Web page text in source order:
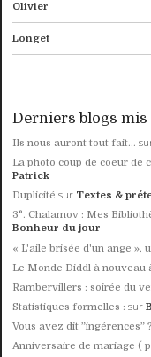
Olivier
Longet
Derniers blogs mis
Ils nous auront tout fait...
La photo coup de coeur de
Patrick
Duplicité sur Textes &
3°. Chalamov : Mes
Bonheur du jour
« L'aile brisée d'un ange »,
Le Monde Diddl à nouveau
Rambervillers : soirée du
Statistiques formelles : sur
Vous avez dit ”ingérences” ?
Anniversaire de mariage (